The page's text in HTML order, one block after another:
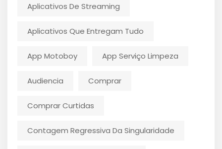
Aplicativos De Streaming
Aplicativos Que Entregam Tudo
App Motoboy App Serviço Limpeza
Audiencia Comprar
Comprar Curtidas
Contagem Regressiva Da Singularidade